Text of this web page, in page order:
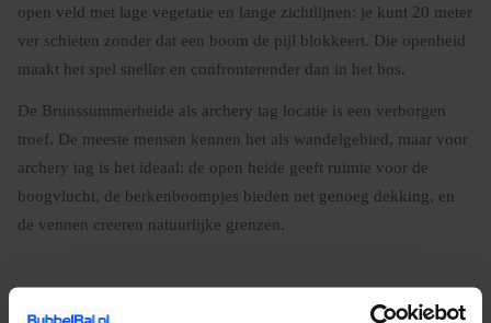
open veld met lage vegetatie en lange zichtlijnen: je kunt 20 meter
ver schieten zonder dat een boom de pijl blokkeert. Die openheid
maakt het spel sneller en confronterender dan in het bos.
De Brunssummerheide als archery tag locatie is een verborgen
troef. De meeste mensen kennen het als wandelgebied, maar voor
archery tag is het ideaal: de open heide geeft ruimte voor de
boogvlucht, de berkenboompjes bieden net genoeg dekking, en
de vennen creeren natuurlijke grenzen.